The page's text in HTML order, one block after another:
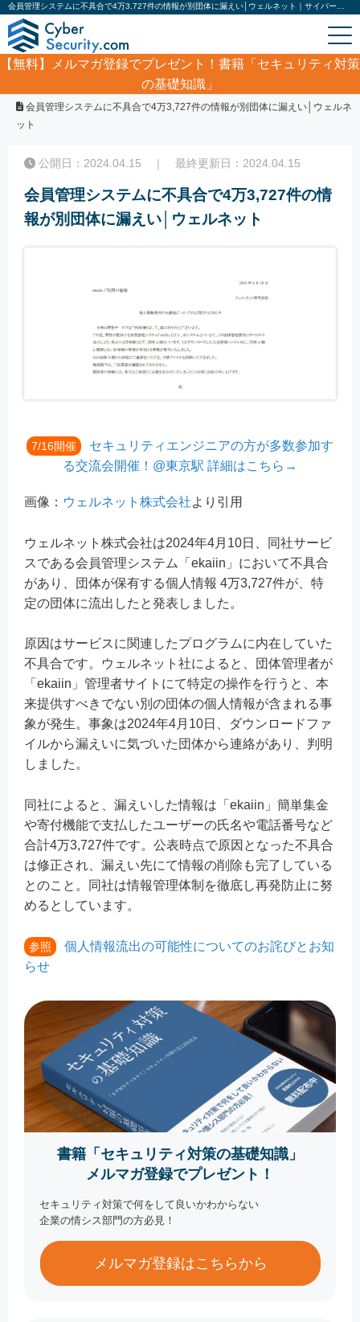
【無料】
メルマガ登録でプレゼント！書籍「セキュリティ対策
の基礎知識」
サイバーセキュリティ・情報漏洩ニュース
会員管理システムに不具合で4万3,727件の情報が別団体に漏えい│ウェルネ
ット
公開日：2024.04.15 ｜ 最終更新日：2024.04.15
会員管理システムに不具合で4万3,727件の情
報が別団体に漏えい│ウェルネット
7/16開催
セキュリティエンジニアの方が多数参加す
る交流会開催！@東京駅 詳細はこちら→
画像： ウェルネット株式会社より引用
ウェルネット株式会社は2024年4月10日、同社サービ
スである会員管理システム「ekaiin」において不具合
があり、団体が保有する個人情報 4万3,727件が、特
定の団体に流出したと発表しました。
原因はサービスに関連したプログラムに内在していた
不具合です。ウェルネット社によると、団体管理者が
「ekaiin」管理者サイトにて特定の操作を行うと、本
来提供すべきでない別の団体の個人情報が含まれる事
象が発生。事象は2024年4月10日、ダウンロードファ
イルから漏えいに気づいた団体から連絡があり、判明
しました。
同社によると、漏えいした情報は「ekaiin」簡単集金
や寄付機能で支払したユーザーの氏名や電話番号など
合計4万3,727件です。公表時点で原因となった不具合
は修正され、漏えい先にて情報の削除も完了している
とのこと。同社は情報管理体制を徹底し再発防止に努
めるとしています。
参照
個人情報流出の可能性についてのお詫びとお知
らせ
書籍「セキュリティ対策の基礎知識」
メルマガ登録でプレゼント！
セキュリティ対策で何をして良いかわからない
企業の情シス部門の方必見！
メルマガ登録はこちらから